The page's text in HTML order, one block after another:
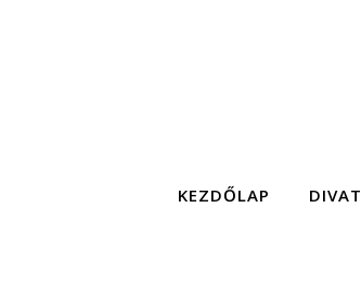
KEZDŐLAP DIVAT